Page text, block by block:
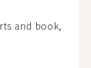
and book,